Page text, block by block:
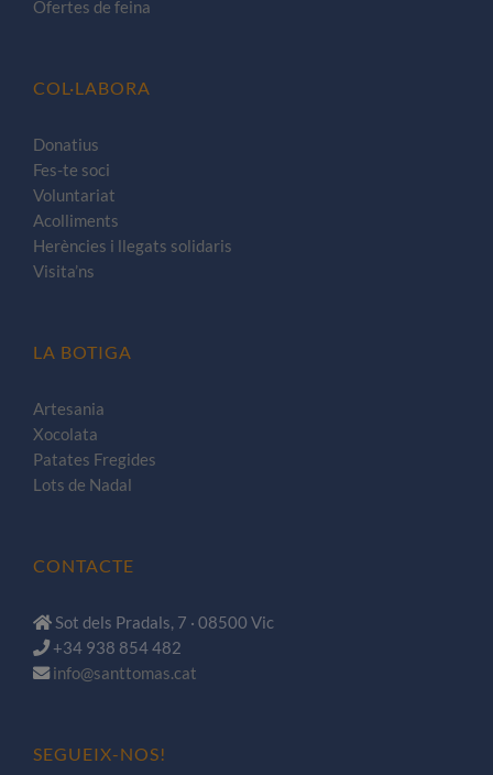
Ofertes de feina
COL·LABORA
Donatius
Fes-te soci
Voluntariat
Acolliments
Herències i llegats solidaris
Visita’ns
LA BOTIGA
Artesania
Xocolata
Patates Fregides
Lots de Nadal
CONTACTE
Sot dels Pradals, 7 · 08500 Vic
+34 938 854 482
info@santtomas.cat
SEGUEIX-NOS!